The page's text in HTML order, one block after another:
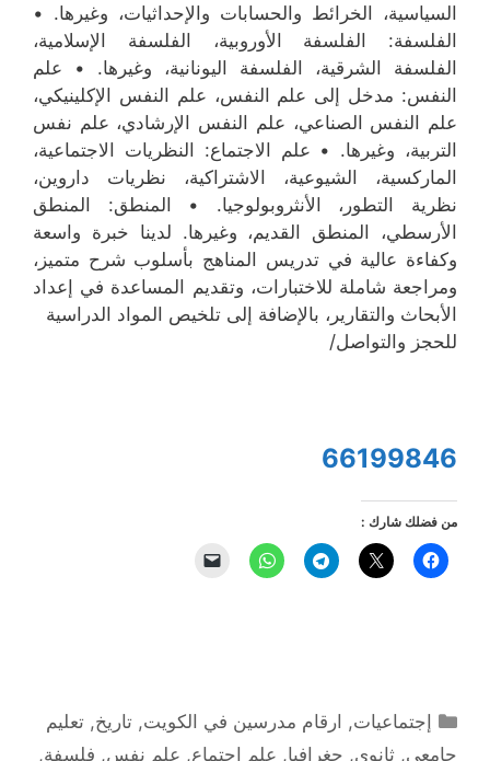
السياسية، الخرائط والحسابات والإحداثيات، وغيرها. •
الفلسفة: الفلسفة الأوروبية، الفلسفة الإسلامية،
الفلسفة الشرقية، الفلسفة اليونانية، وغيرها. • علم
النفس: مدخل إلى علم النفس، علم النفس الإكلينيكي،
علم النفس الصناعي، علم النفس الإرشادي، علم نفس
التربية، وغيرها. • علم الاجتماع: النظريات الاجتماعية،
الماركسية، الشيوعية، الاشتراكية، نظريات داروين،
نظرية التطور، الأنثروبولوجيا. • المنطق: المنطق
الأرسطي، المنطق القديم، وغيرها. لدينا خبرة واسعة
وكفاءة عالية في تدريس المناهج بأسلوب شرح متميز،
ومراجعة شاملة للاختبارات، وتقديم المساعدة في إعداد
الأبحاث والتقارير، بالإضافة إلى تلخيص المواد الدراسية
للحجز والتواصل/
66199846
من فضلك شارك :
التصنيفات
إجتماعيات, ارقام مدرسين في الكويت,تاريخ,تعليم
جامعي, ثانوي, جغرافيا, علم اجتماع, علم نفس, فلسفة,